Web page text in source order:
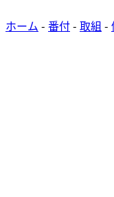
ホーム - 番付- 取組 -